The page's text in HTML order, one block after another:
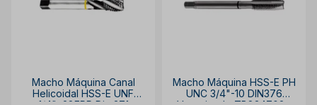
Macho Máquina Canal
Helicoidal HSS-E UNF
Macho Máquina HSS-E PH
UNC 3/4"-10 DIN376